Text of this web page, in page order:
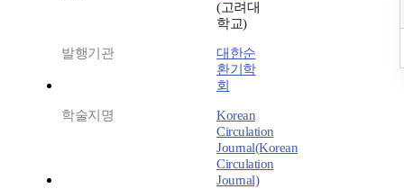
(고려대
학교)
발행기관
대한순
환기학
회
학술지명
Korean
Circulation
Journal(Korean
Circulation
Journal)